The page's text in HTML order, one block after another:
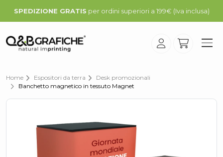
SPEDIZIONE GRATIS per ordini superiori a 199€ (Iva inclusa)
Home Espositori da terra
Desk promozionali
Banchetto magnetico in tessuto Magnet